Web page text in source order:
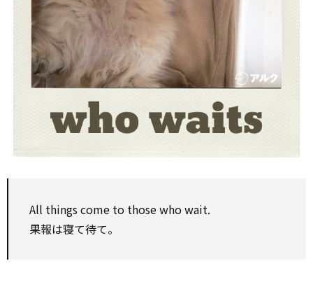
All things come to those who wait.
果報は寝て待て。